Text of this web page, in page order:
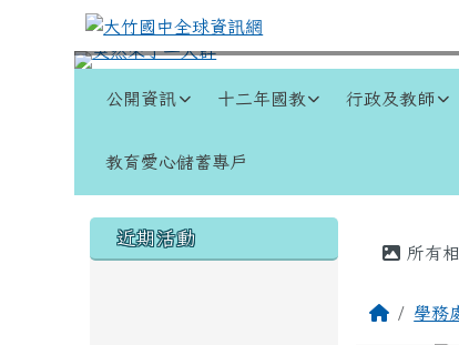
跳至主內容區
大竹國中全球資訊網
公開資訊 十二年國教 行政及教師
教育愛心儲蓄專戶
左邊區域內容
近期活動 主內
所有
回首頁
學務
頁尾區域